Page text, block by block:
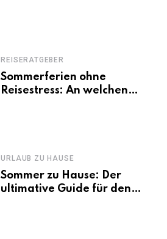
REISERATGEBER
Sommerferien ohne
Reisestress: An welchen
URLAUB ZU HAUSE
Sommer zu Hause: Der
ultimative Guide für den